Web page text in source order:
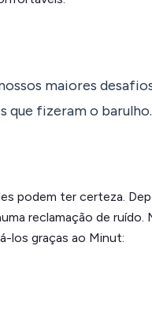
maiores
que fizeram o barulho.
podem ter certeza.
reclamação de
los graças ao Minut: